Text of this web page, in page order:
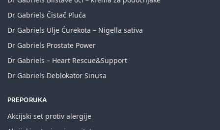
Dr Gabriels Čistač Pluća
Dr Gabriels Ulje Ćurekota – Nigella sativa
Dr Gabriels Prostate Power
Dr Gabriels – Heart Rescue&Support
Dr Gabriels Deblokator Sinusa
PREPORUKA
Akcijski set protiv alergije